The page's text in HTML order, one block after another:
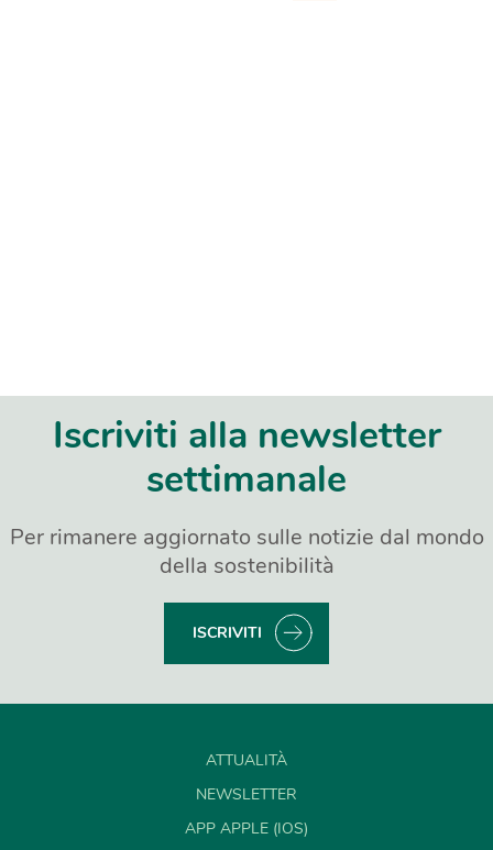
Iscriviti alla newsletter
settimanale
Per rimanere aggiornato sulle notizie dal mondo
della sostenibilità
ISCRIVITI
ATTUALITÀ
NEWSLETTER
APP APPLE (IOS)